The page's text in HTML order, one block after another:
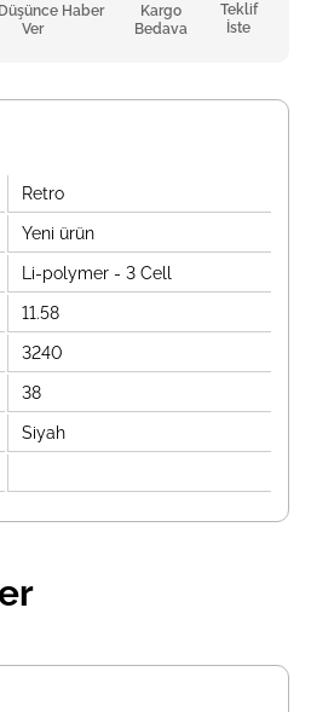
Haber
Ver
Kargo
Bedava
Teklif
İste
Retro
Yeni ürün
Li-polymer - 3 Cell
11.58
3240
38
Siyah